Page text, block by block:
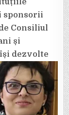
sponsorii
Consiliul
și
dezvolte